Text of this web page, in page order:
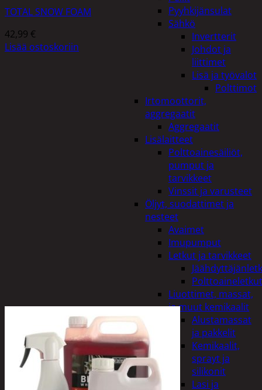
Pyyhkijänsulat
Sähkö
Invertterit
Johdot ja
liittimet
Lisä ja työvalot
Polttimot
Irtomoottorit,
aggregaatit
Aggregaatit
Lisälaitteet
Polttoainesäiliöt,
pumput ja
tarvikkeet
Vinssit ja varusteet
Öljyt, suodattimet ja
nesteet
Avaimet
Imupumput
Letkut ja tarvikkeet
Polttoaineletkut
Liuottimet, massat,
ja muut kemikaalit
Alustamassat
ja pakkelit
Kemikaalit,
sprayt ja
silikonit
Lasi ja
TOTAL SNOW FOAM
42,99 €
Lisää ostoskoriin